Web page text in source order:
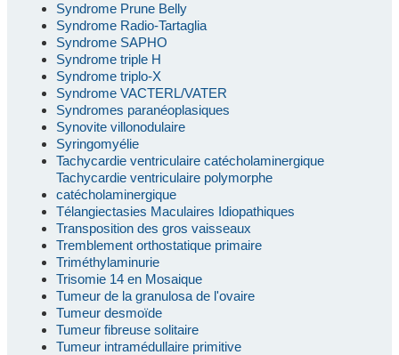
Syndrome Prune Belly
Syndrome Radio-Tartaglia
Syndrome SAPHO
Syndrome triple H
Syndrome triplo-X
Syndrome VACTERL/VATER
Syndromes paranéoplasiques
Synovite villonodulaire
Syringomyélie
Tachycardie ventriculaire catécholaminergique
Tachycardie ventriculaire polymorphe
catécholaminergique
Télangiectasies Maculaires Idiopathiques
Transposition des gros vaisseaux
Tremblement orthostatique primaire
Triméthylaminurie
Trisomie 14 en Mosaique
Tumeur de la granulosa de l'ovaire
Tumeur desmoïde
Tumeur fibreuse solitaire
Tumeur intramédullaire primitive